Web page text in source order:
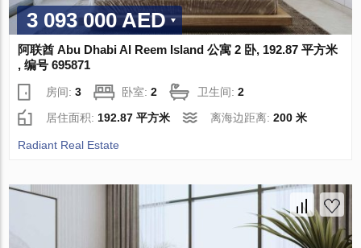
3 093 000 AED
阿联酋 Abu Dhabi Al Reem Island 公寓 2 卧, 192.87 平方米
, 编号 695871
房间:3 卧室:2 卫生间:2
居住面积:192.87 平方米 离海边距离:200 米
Radiant Real Estate